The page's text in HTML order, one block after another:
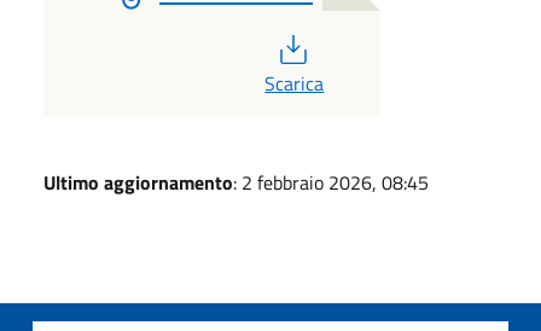
Scarica
Ultimo aggiornamento: 2 febbraio 2026, 08:45